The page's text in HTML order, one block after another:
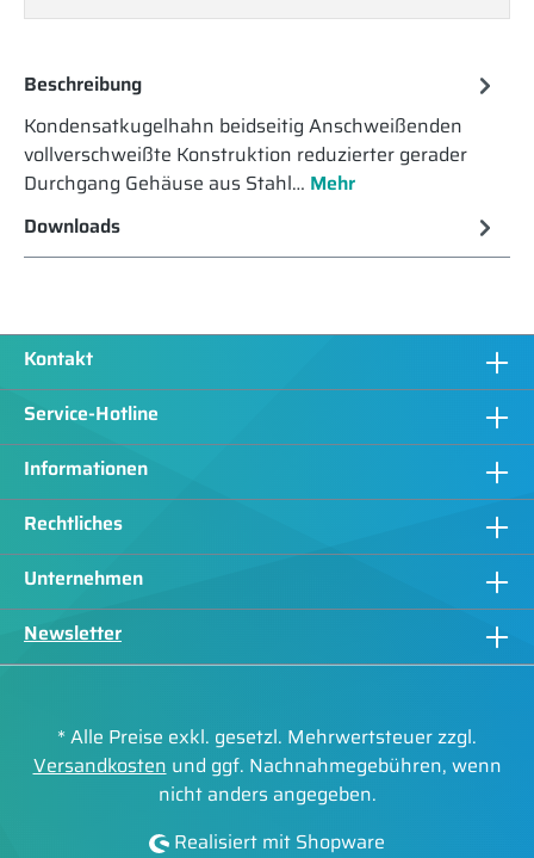
Beschreibung
Kondensatkugelhahn beidseitig Anschweißenden
vollverschweißte Konstruktion reduzierter gerader
Durchgang Gehäuse aus Stahl… Mehr
Downloads
Kontakt
Service-Hotline
Informationen
Rechtliches
Unternehmen
Newsletter
* Alle Preise exkl. gesetzl. Mehrwertsteuer zzgl.
Versandkostenund ggf. Nachnahmegebühren, wenn
nicht anders angegeben.
Realisiert mit Shopware